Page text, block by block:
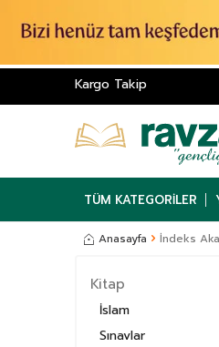
Kargo Takip
TÜM KATEGORILER
Anasayfa İndeks
Kitap
İslam
Sınavlar